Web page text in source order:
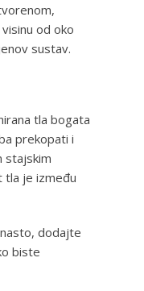
od oko
sustav.
tla bogata
prekopati i
stajskim
tla je između
dodajte
biste